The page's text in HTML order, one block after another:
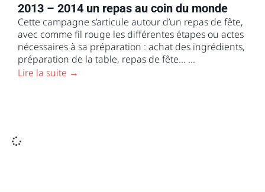
2013 – 2014 un repas au coin du monde
​Cette campagne s’articule autour d’un repas de fête,
avec comme fil rouge les différentes étapes ou actes
nécessaires à sa préparation : achat des ingrédients,
préparation de la table, repas de fête... ...
Lire la suite →